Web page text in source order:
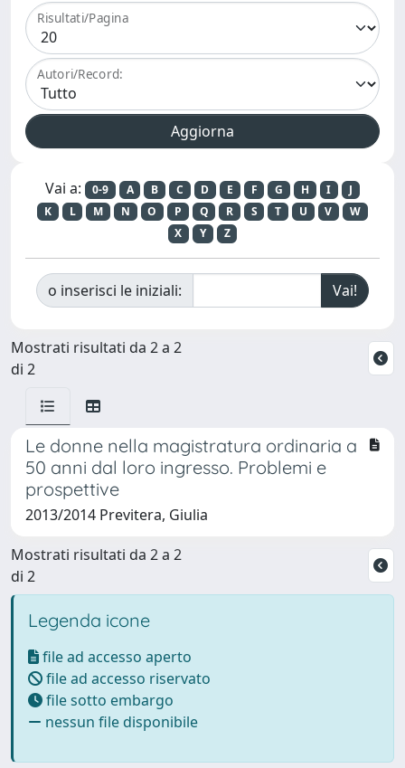
Risultati/Pagina
Autori/Record:
Vai a: 0-9 A B C D E F G H I
J
K
L M N O P Q R S T U V
W
X
Y Z
o inserisci le iniziali:
Mostrati risultati da 2 a 2
di 2
Le donne nella magistratura ordinaria a
50 anni dal loro ingresso. Problemi e
prospettive
2013/2014 Previtera, Giulia
Mostrati risultati da 2 a 2
di 2
Legenda icone
file ad accesso aperto
file ad accesso riservato
file sotto embargo
nessun file disponibile